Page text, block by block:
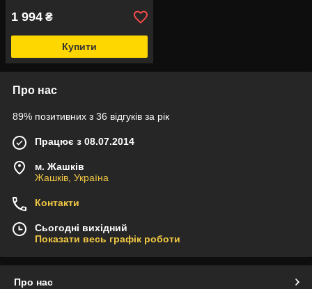
1 994 ₴
Купити
Про нас
89% позитивних з 36 відгуків за рік
Працює з 08.07.2014
м. Жашків
Жашків, Україна
Контакти
Сьогодні вихідний
Показати весь графік роботи
Про нас